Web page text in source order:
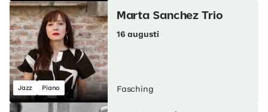
Jazz Piano
Marta Sanchez Trio
16 augusti
Fasching